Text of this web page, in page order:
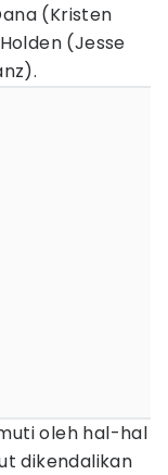
(Kristen
(Jesse
oleh hal-hal
dikendalikan